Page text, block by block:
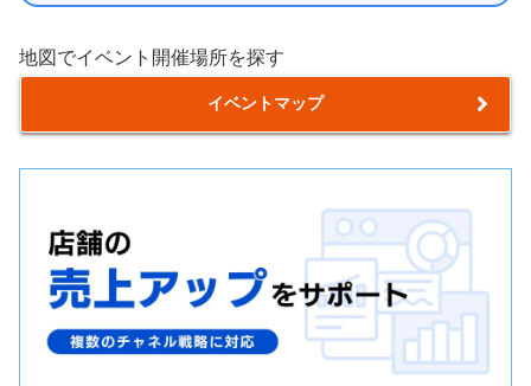
地図でイベント開催場所を探す
イベントマップ